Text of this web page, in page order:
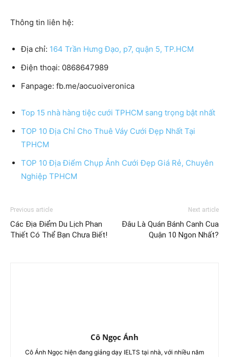
Thông tin liên hệ:
Địa chỉ: 164 Trần Hưng Đạo, p7, quận 5, TP.HCM
Điện thoại: 0868647989
Fanpage: fb.me/aocuoiveronica
Top 15 nhà hàng tiệc cưới TPHCM sang trọng bật nhất
TOP 10 Địa Chỉ Cho Thuê Váy Cưới Đẹp Nhất Tại
TPHCM
TOP 10 Địa Điểm Chụp Ảnh Cưới Đẹp Giá Rẻ, Chuyên
Nghiệp TPHCM
Previous article
Các Địa Điểm Du Lịch Phan
Thiết Có Thể Bạn Chưa Biết!
Next article
Đâu Là Quán Bánh Canh Cua
Quận 10 Ngon Nhất?
Cô Ngọc Ánh
Cô Ánh Ngọc hiện đang giảng dạy IELTS tại nhà, với nhiều năm